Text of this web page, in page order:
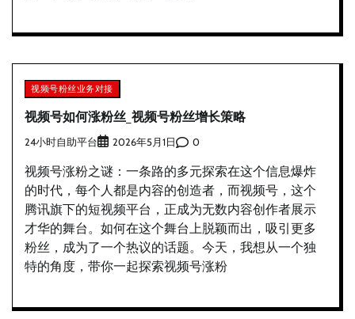
视频号粉丝业务对接
视频号如何涨粉丝_视频号粉丝增长策略
24小时自助平台 2026年5月1日 0
视频号涨粉之谜：一条路的多元探索在这个信息爆炸
的时代，每个人都是内容的创造者，而视频号，这个
腾讯旗下的短视频平台，正成为无数内容创作者展示
才华的舞台。如何在这个舞台上脱颖而出，吸引更多
粉丝，成为了一个热议的话题。今天，我想从一个独
特的角度，带你一起探索视频号涨粉